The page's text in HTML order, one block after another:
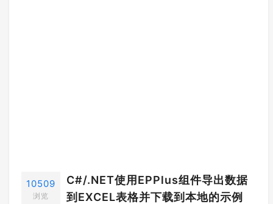
10509
浏览
C#/.NET使用EPPlus组件导出数据
到EXCEL表格并下载到本地的示例